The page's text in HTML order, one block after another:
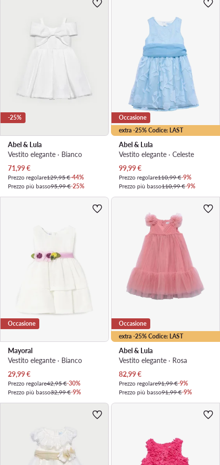
-25%
Abel & Lula
Vestito elegante · Bianco
Prezzo attuale
71,99€
Prezzo regolare129,95 €-44%
Prezzo più basso95,99 €-25%
extra -25% Codice: LAST
Occasione
Abel & Lula
Vestito elegante · Celeste
Prezzo attuale
99,99€
Prezzo regolare110,99 €-9%
Prezzo più basso110,99 €-9%
Occasione
Mayoral
Vestito elegante · Bianco
Prezzo attuale
29,99€
Prezzo regolare42,95 €-30%
Prezzo più basso32,99 €-9%
extra -25% Codice: LAST
Occasione
Abel & Lula
Vestito elegante · Rosa
Prezzo attuale
82,99€
Prezzo regolare91,99 €-9%
Prezzo più basso91,99 €-9%